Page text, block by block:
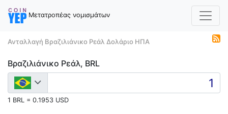
Μετατροπέας νομισμάτων
Ανταλλαγή Βραζιλιάνικο Ρεάλ Δολάριο ΗΠΑ
Βραζιλιάνικο Ρεάλ, BRL
1 BRL = 0.1953 USD